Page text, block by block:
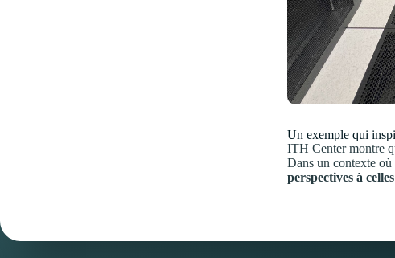
Un exemple qui
ITH Center montre
Dans un contexte
perspectives à